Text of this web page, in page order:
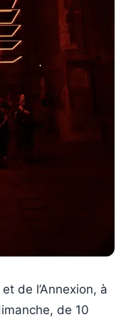
de l’Annexion, à
de 10